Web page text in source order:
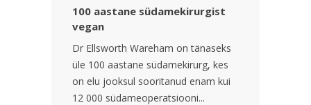
100 aastane südamekirurgist
vegan
Dr Ellsworth Wareham on tänaseks
üle 100 aastane südamekirurg, kes
on elu jooksul sooritanud enam kui
12 000 südameoperatsiooni...